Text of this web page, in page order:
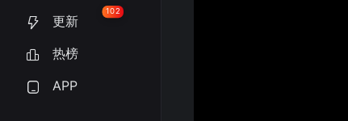
更新
102
热榜
APP